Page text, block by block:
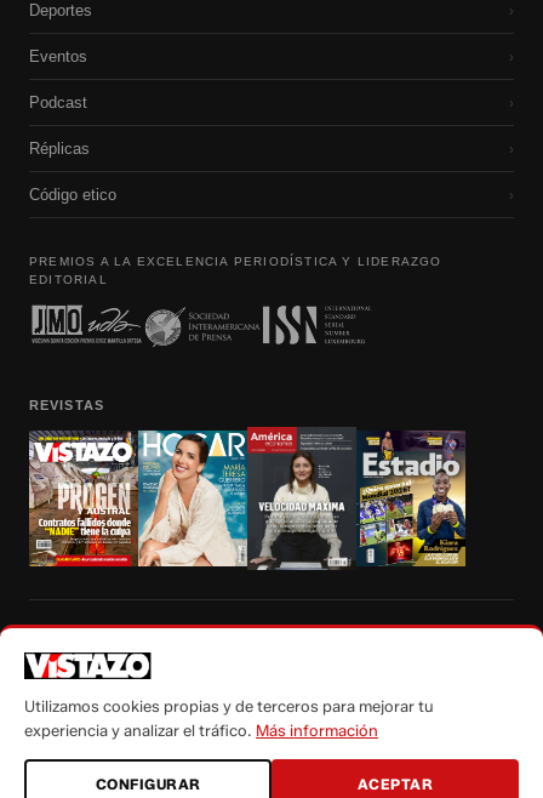
Deportes ›
Eventos ›
Podcast ›
Réplicas ›
Código etico ›
PREMIOS A LA EXCELENCIA PERIODÍSTICA Y LIDERAZGO
EDITORIAL
REVISTAS
autorización escrita de su titular, de todos los contenidos de Vistazo.com.
Utilizamos cookies propias y de terceros para mejorar tu
experiencia y analizar el tráfico. Más información
CONFIGURAR ACEPTAR